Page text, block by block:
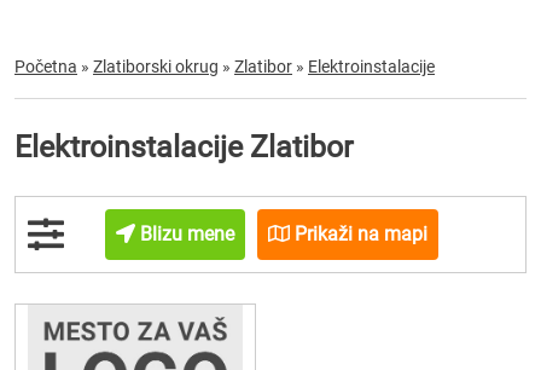
Početna » Zlatiborski okrug » Zlatibor » Elektroinstalacije
Elektroinstalacije Zlatibor
Blizu mene Prikaži na mapi